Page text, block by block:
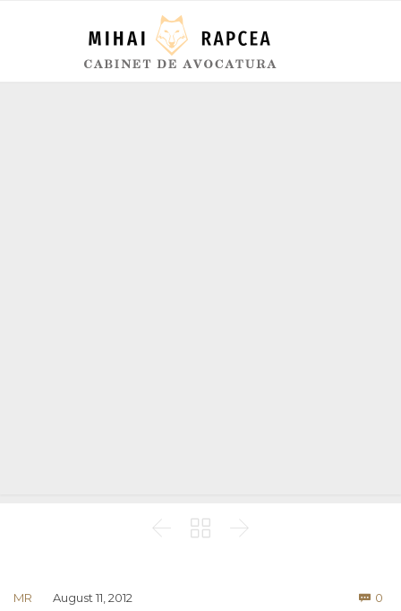
  
MR August 11, 2012  0